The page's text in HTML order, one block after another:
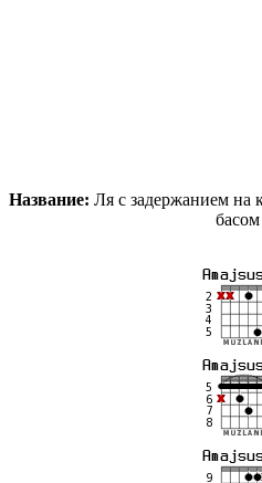
Название: Ля с задержанием на
басом